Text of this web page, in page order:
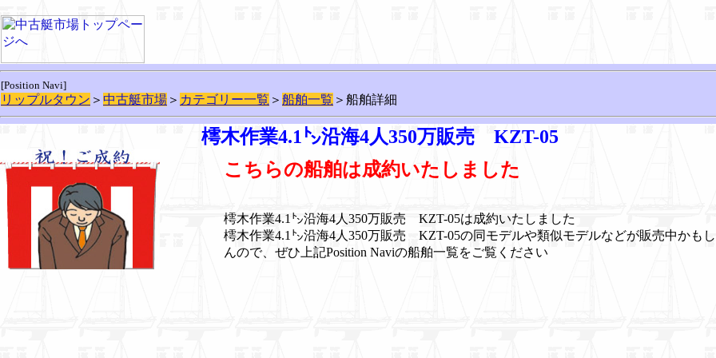
[Position Navi]
リップルタウン ＞ 中古艇市場 ＞ カテゴリー一覧 ＞ 船舶一覧 ＞船舶詳細
樗木作業4.1㌧沿海4人350万販売 KZT-05
こちらの船舶は成約いたしました
樗木作業4.1㌧沿海4人350万販売 KZT-05は成約いたしました
樗木作業4.1㌧沿海4人350万販売 KZT-05の同モデルや類似モデルなどが販売中かも
んので、ぜひ上記Position Naviの船舶一覧をご覧ください